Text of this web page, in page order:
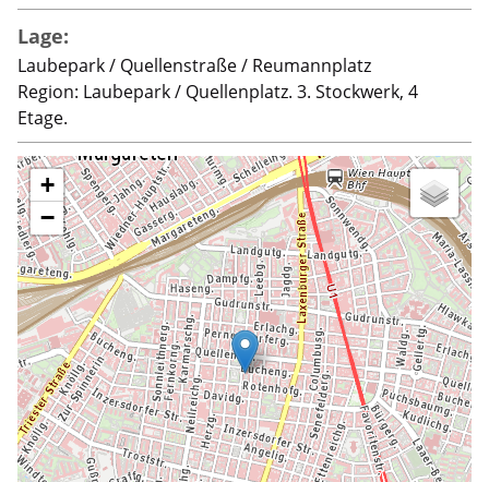
Lage:
Laubepark / Quellenstraße / Reumannplatz
Region: Laubepark / Quellenplatz. 3. Stockwerk, 4
Etage.
+
−